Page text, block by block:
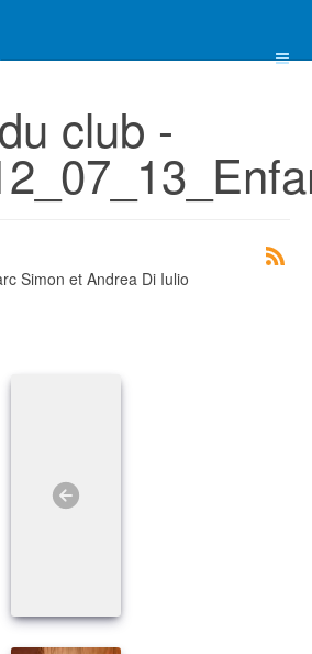
club -
Simon et Andrea Di Iulio